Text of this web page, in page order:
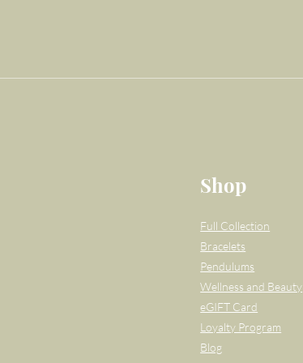
Shop
Full Collection
Bracelets
Pendulums
Wellness and Beauty
eGIFT Card
Loyalty Program
Blog